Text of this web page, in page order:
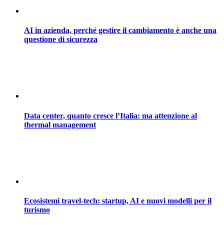
AI in azienda, perché gestire il cambiamento è anche una
Data center, quanto cresce l’Italia: ma attenzione al